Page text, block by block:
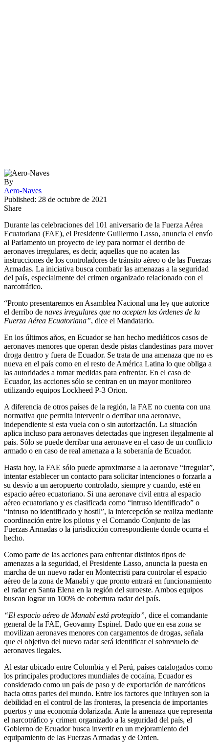
By
Aero-Naves
Published: 28 de octubre de 2021
Share
Durante las celebraciones del 101 aniversario de la Fuerza Aérea
Ecuatoriana (FAE), el Presidente Guillermo Lasso, anuncia el envío
al Parlamento un proyecto de ley para normar el derribo de
aeronaves irregulares, es decir, aquellas que no acaten las
instrucciones de los controladores de tránsito aéreo o de las Fuerzas
Armadas. La iniciativa busca combatir las amenazas a la seguridad
del país, especialmente del crimen organizado relacionado con el
narcotráfico.
“Pronto presentaremos en Asamblea Nacional una ley que autorice
el derribo de naves irregulares que no acepten las órdenes de la
Fuerza Aérea Ecuatoriana”, dice el Mandatario.
En los últimos años, en Ecuador se han hecho mediáticos casos de
aeronaves menores que operan desde pistas clandestinas para mover
droga dentro y fuera de Ecuador. Se trata de una amenaza que no es
nueva en el país como en el resto de América Latina lo que obliga a
las autoridades a tomar medidas para enfrentar. En el caso de
Ecuador, las acciones sólo se centran en un mayor monitoreo
utilizando equipos Lockheed P-3 Orion.
A diferencia de otros países de la región, la FAE no cuenta con una
normativa que permita intervenir o derribar una aeronave,
independiente si esta vuela con o sin autorización. La situación
aplica incluso para aeronaves detectadas que ingresen ilegalmente al
país. Sólo se puede derribar una aeronave en el caso de un conflicto
armado o en caso de real amenaza a la soberanía de Ecuador.
Hasta hoy, la FAE sólo puede aproximarse a la aeronave “irregular”,
intentar establecer un contacto para solicitar intenciones o forzarla a
su desvío a un aeropuerto controlado, siempre y cuando, esté en
espacio aéreo ecuatoriano. Si una aeronave civil entra al espacio
aéreo ecuatoriano y es clasificada como “intruso identificado” o
“intruso no identificado y hostil”, la intercepción se realiza mediante
coordinación entre los pilotos y el Comando Conjunto de las
Fuerzas Armadas o la jurisdicción correspondiente donde ocurra el
hecho.
Como parte de las acciones para enfrentar distintos tipos de
amenazas a la seguridad, el Presidente Lasso, anuncia la puesta en
marcha de un nuevo radar en Montecristi para controlar el espacio
aéreo de la zona de Manabí y que pronto entrará en funcionamiento
el radar en Santa Elena en la región del suroeste. Ambos equipos
buscan lograr un 100% de cobertura radar del país.
“El espacio aéreo de Manabí está protegido”, dice el comandante
general de la FAE, Geovanny Espinel. Dado que en esa zona se
movilizan aeronaves menores con cargamentos de drogas, señala
que el objetivo del nuevo radar será identificar el sobrevuelo de
aeronaves ilegales.
Al estar ubicado entre Colombia y el Perú, países catalogados como
los principales productores mundiales de cocaína, Ecuador es
considerado como un país de paso y de exportación de narcóticos
hacia otras partes del mundo. Entre los factores que influyen son la
debilidad en el control de las fronteras, la presencia de importantes
puertos y una economía dolarizada. Ante la amenaza que representa
el narcotráfico y crimen organizado a la seguridad del país, el
Gobierno de Ecuador busca invertir en un mejoramiento del
equipamiento de las Fuerzas Armadas y de Orden.